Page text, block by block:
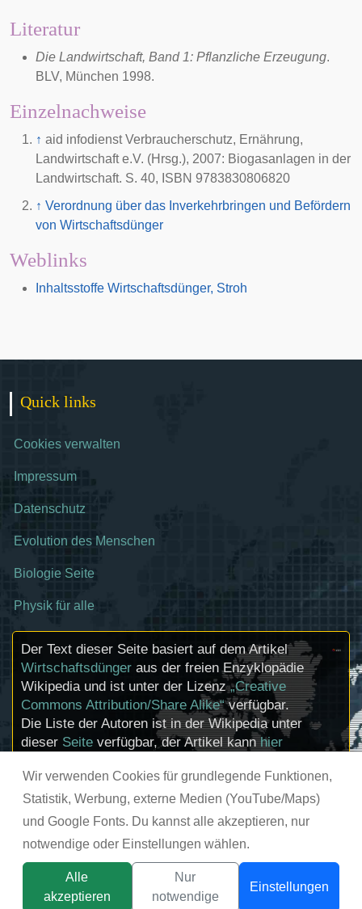
Wir verwenden Cookies für grundlegende Funktionen,
Statistik, Werbung, externe Medien (YouTube/Maps)
und Google Fonts. Du kannst alle akzeptieren, nur
notwendige oder Einstellungen wählen.
Alle
akzeptieren
Nur
notwendige
Einstellungen
Literatur
Die Landwirtschaft, Band 1: Pflanzliche Erzeugung.
BLV, München 1998.
Einzelnachweise
↑ aid infodienst Verbraucherschutz, Ernährung,
Landwirtschaft e.V. (Hrsg.), 2007: Biogasanlagen in der
Landwirtschaft. S. 40, ISBN 9783830806820
↑ Verordnung über das Inverkehrbringen und Befördern
von Wirtschaftsdünger
Weblinks
Inhaltsstoffe Wirtschaftsdünger, Stroh
Quick links
Cookies verwalten
Impressum
Datenschutz
Evolution des Menschen
Biologie Seite
Physik für alle
Der Text dieser Seite basiert auf dem Artikel
Wirtschaftsdünger aus der freien Enzyklopädie
Wikipedia und ist unter der Lizenz„Creative
Commons Attribution/Share Alike“verfügbar.
Die Liste der Autoren ist in der Wikipedia unter
dieser Seite verfügbar, der Artikel kannhier
Urhebern und zum Lizenzstatus eingebundener
Mediendateien (etwa Bilder oder Videos) können
im Regelfall durch Anklicken dieser abgerufen
© chemie-schule.de 2026